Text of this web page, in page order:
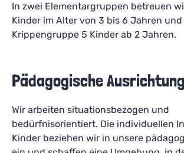
In zwei Elementargruppen betreuen
Kinder im Alter von 3 bis 6 Jahren
Krippengruppe 5 Kinder ab 2 Jahren.
Pädagogische Ausrichtung
Wir arbeiten situationsbezogen und
bedürfnisorientiert. Die individuellen
Kinder beziehen wir in unsere